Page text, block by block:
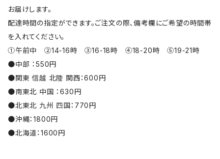
お届けします。
配達時間の指定ができます。ご注文の際、備考欄にご希望の時間帯
を入れてください。
①午前中 ②14-16時 ③16-18時 ④18-20時 ⑤19-21時
●中部 ：550円
●関東 信越 北陸 関西：600円
●南東北 中国 ：630円
●北東北 九州 四国：770円
●沖縄：1800円
●北海道：1600円